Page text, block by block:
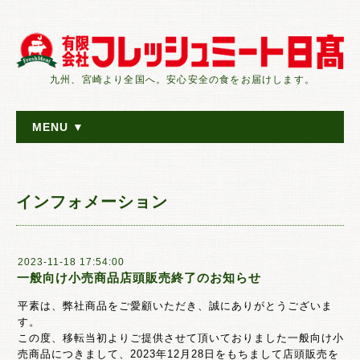
九州、宮崎より全国へ。安心安全の食をお届けします。
MENU ▼
インフォメーション
2023-11-18 17:54:00
一般向け小売商品店頭販売終了のお知らせ
平素は、弊社商品をご愛顧いただき、誠にありがとうございま
す。
この度、移転当初よりご提供させて頂いておりました一般向け小
売商品につきまして、2023年12月28日をもちまして店頭販売を